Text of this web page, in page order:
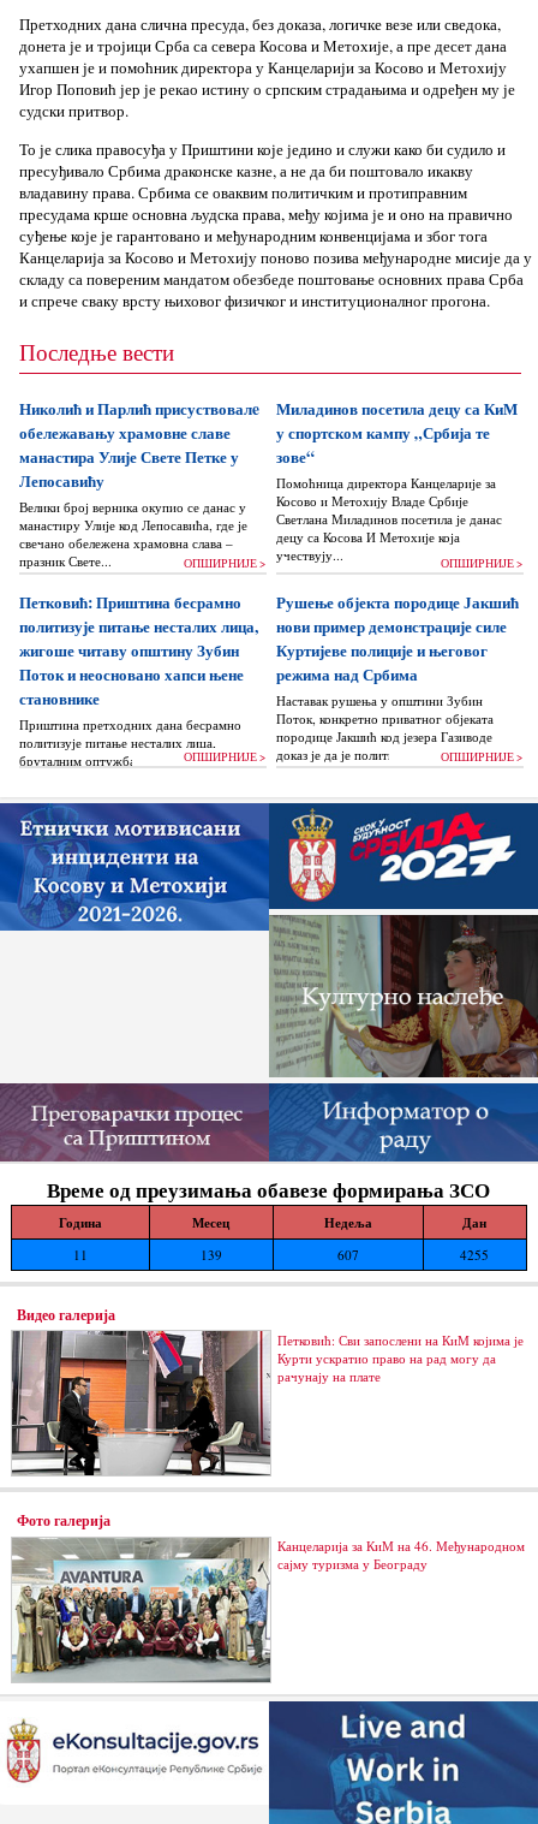
Претходних дана слична пресуда, без доказа, логичке везе или сведока,
донета је и тројици Срба са севера Косова и Метохије, а пре десет дана
ухапшен је и помоћник директора у Канцеларији за Косово и Метохију
Игор Поповић јер је рекао истину о српским страдањима и одређен му је
судски притвор.
То је слика правосуђа у Приштини које једино и служи како би судило и
пресуђивало Србима драконске казне, а не да би поштовало икакву
владавину права. Србима се оваквим политичким и протиправним
пресудама крше основна људска права, међу којима је и оно на правично
суђење које је гарантовано и међународним конвенцијама и због тога
Канцеларија за Косово и Метохију поново позива међународне мисије да у
складу са повереним мандатом обезбеде поштовање основних права Срба
и спрече сваку врсту њиховог физичког и институционалног прогона.
Последње вести
Николић и Парлић присуствовалe
обележавању храмовне славе
манастира Улије Свете Петке у
Лепосавићу
Велики број верника окупио се данас у
манастиру Улије код Лепосавића, где је
свечано обележена храмовна слава –
празник Свете...
ОПШИРНИЈЕ >
Миладинов посетила децу са КиМ
у спортском кампу „Србија те
зове“
Помоћница директора Канцеларије за
Косово и Метохију Владе Србије
Светлана Миладинов посетила је данас
децу са Косова И Метохије која
учествују...
ОПШИРНИЈЕ >
Петковић: Приштина бесрамно
политизује питање несталих лица,
жигоше читаву општину Зубин
Поток и неосновано хапси њене
становнике
Приштина претходних дана бесрамно
политизује питање несталих лица,
бруталним оптужбама на рачун Београда
жигоше...
ОПШИРНИЈЕ >
Рушење објекта породице Јакшић
нови пример демонстрације силе
Куртијеве полиције и његовог
режима над Србима
Наставак рушења у општини Зубин
Поток, конкретно приватног објеката
породице Јакшић код језера Газиводе
доказ је да је политика Аљбина Куртија...
ОПШИРНИЈЕ >
Време од преузимања обавезе формирања ЗСО
Година Месец Недеља Дан
11 139 607 4255
Видео галерија
Петковић: Сви запослени на КиМ којима је
Курти ускратио право на рад могу да
рачунају на плате
Фото галерија
Канцеларија за КиМ на 46. Међународном
сајму туризма у Београду